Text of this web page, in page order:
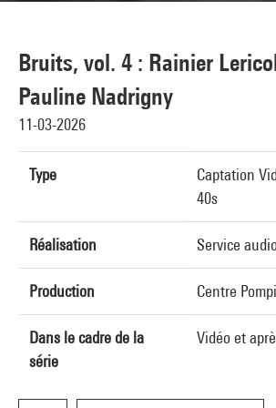
Bruits, vol. 4 : Rainier
Pauline Nadrigny
11-03-2026
Type
Captation
40s
Réalisation Service
Production Centre
Dans le cadre de la
série
Vidéo et